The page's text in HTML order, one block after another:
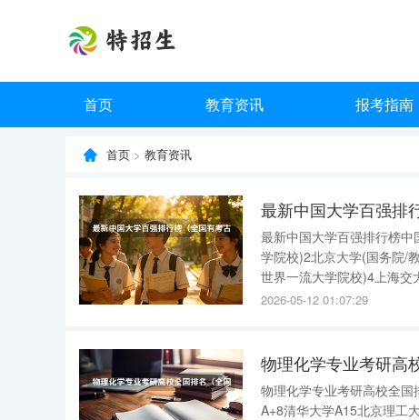
首页 教育资讯 报考指南
首页 > 教育资讯
最新中国大学百强排
最新中国大学百强排行榜
学院校)2北京大学(国务院/
世界一流大学院校)4上海交
部第二批建设世界一流大学
2026-05-12 01:07:29
物理化学专业考研高
物理化学专业考研高校全
A+8清华大学A15北京理工